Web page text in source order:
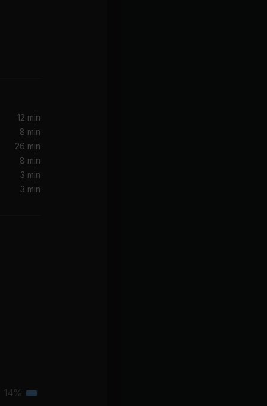
Howling (feat. Frank Wiedemann & RY X)
12 min
8 min
26 min
8 min
3 min
3 min
14% Tertiäre